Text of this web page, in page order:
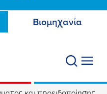
Βιομηχανία